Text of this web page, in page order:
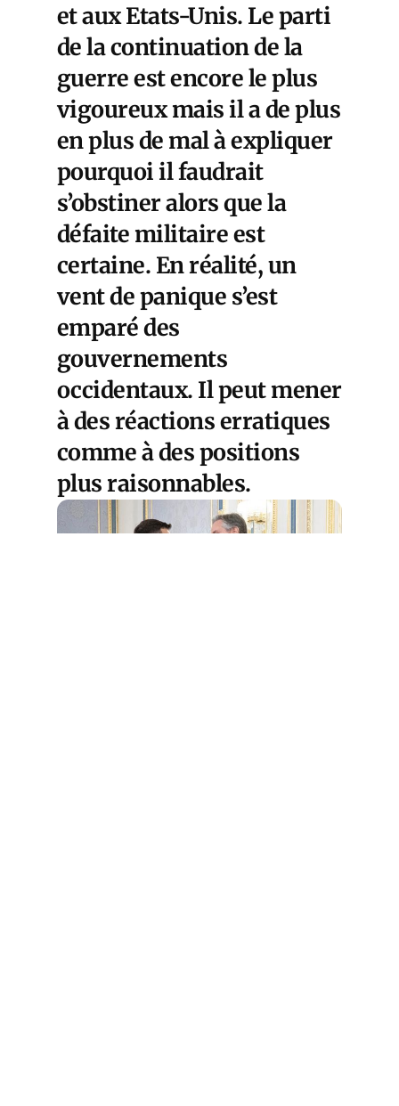
et aux Etats-Unis. Le parti
de la continuation de la
guerre est encore le plus
vigoureux mais il a de plus
en plus de mal à expliquer
pourquoi il faudrait
s’obstiner alors que la
défaite militaire est
certaine. En réalité, un
vent de panique s’est
emparé des
gouvernements
occidentaux. Il peut mener
à des réactions erratiques
comme à des positions
plus raisonnables.